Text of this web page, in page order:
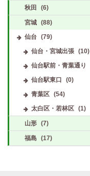
秋田 (6)
宮城 (88)
仙台 (79)
仙台・宮城出張
(10)
仙台駅前・青葉通り
仙台駅東口
(0)
青葉区
(54)
太白区・若林区
(1)
山形 (7)
福島 (17)